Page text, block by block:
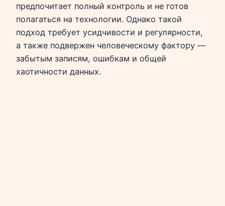
предпочитает полный контроль и не готов
полагаться на технологии. Однако такой
подход требует усидчивости и регулярности,
а также подвержен человеческому фактору —
забытым записям, ошибкам и общей
хаотичности данных.